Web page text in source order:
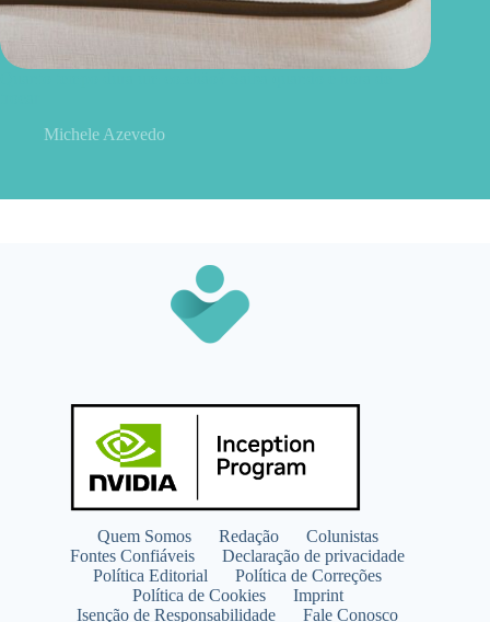
Michele Azevedo
Quem Somos Redação
Colunistas
Fontes Confiáveis
Declaração de privacidade
Política Editorial
Política de Correções
Política de Cookies
Imprint
Isenção de Responsabilidade
Fale Conosco